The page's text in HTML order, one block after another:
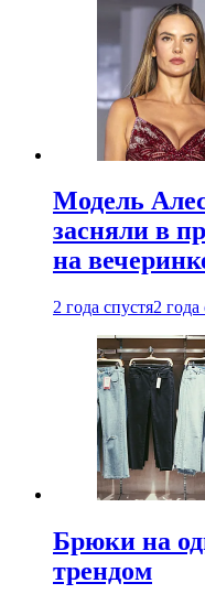
Модель
засняли в
на
2 года спустя2 года
Брюки на
трендом